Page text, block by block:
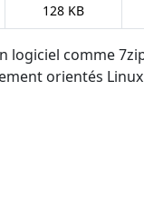
128 KB
logiciel comme
orientés Linux